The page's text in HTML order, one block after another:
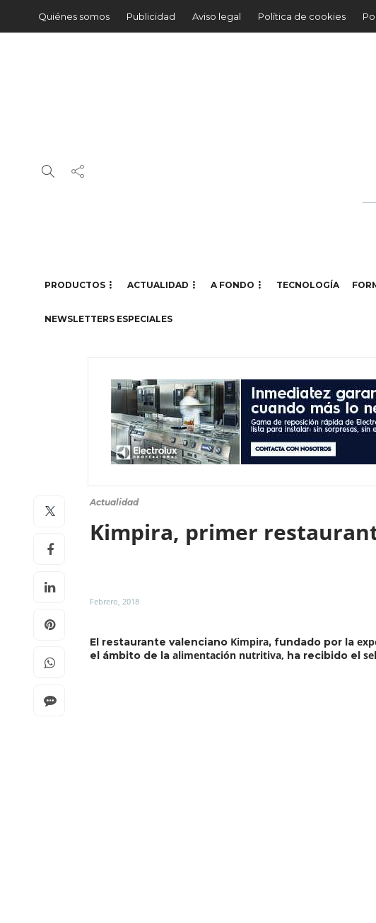
Quiénes somos Publicidad Aviso legal Política de cookies
PRODUCTOS ACTUALIDAD A FONDO TECNOLOGÍA
NEWSLETTERS ESPECIALES
Actualidad
Kimpira, primer
Febrero, 2018
El restaurante valenciano Kimpira, fundado por la
el ámbito de la alimentación nutritiva, ha recibido el